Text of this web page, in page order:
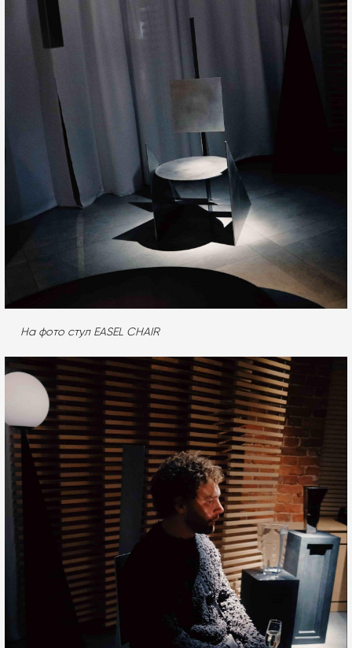
На фото стул EASEL CHAIR